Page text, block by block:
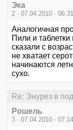
Эка
2 - 07.04.2010 - 06:31
Аналогичная
Пили и
сказали с
не хватает
начинаются
сухо.
Re: Энурез в
Рошель
3 - 07.04.2010 - 07:14